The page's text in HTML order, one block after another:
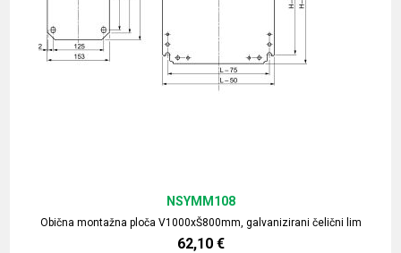
Obična montažna ploča V1000xŠ800mm, galvanizirani čelični lim
NSYMM108
62,10 €